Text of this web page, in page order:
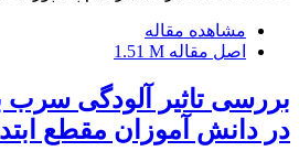
مشاهده مقاله
اصل مقاله 1.51 M
در دانش آموزان مقطع